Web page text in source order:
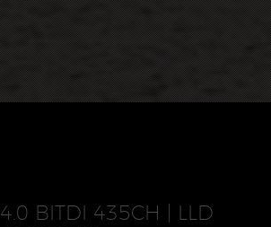
4.0 BITDI 435CH | LLD